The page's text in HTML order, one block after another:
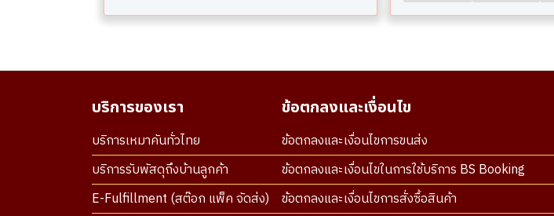
บริการของเรา
บริการเหมาคันทั่วไทย
บริการรับพัสดุถึงบ้านลูกค้า
E-Fulfillment (สต๊อก แพ็ค จัดส่ง)
ข้อตกลงและเงื่อนไข
ข้อตกลงและเงื่อนไขการขนส่ง
ข้อตกลงและเงื่อนไขในการใช้บริการ BS Booking
ข้อตกลงและเงื่อนไขการสั่งซื้อสินค้า